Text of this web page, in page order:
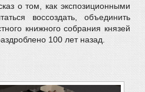
о том, как экспозиционными
воссоздать, объединить
книжного собрания князей
100 лет назад.